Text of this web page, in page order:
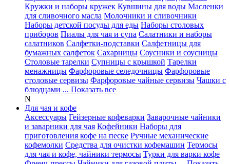
Кружки и наборы кружек Кувшины для воды Масленки
для сливочного масла Молочники и сливочники
Наборы детской посуды для еды Наборы столовых
приборов Пиалы для чая и супа Салатники и наборы
салатников Салфетки-подставки Салфетницы для
бумажных салфеток Сахарницы Соусники и соусницы
Столовые тарелки Супницы с крышкой Тарелки
менажницы Фарфоровые селедочницы Фарфоровые
столовые сервизы Фарфоровые чайные сервизы Чашки с
блюдцами ... Показать все
N
Для чая и кофе
Аксессуары Гейзерные кофеварки Заварочные чайники
и заварники для чая Кофейники Наборы для
приготовления кофе на песке Ручные механические
кофемолки Средства для очистки кофемашин Термосы
для чая и кофе, чайники термосы Турки для варки кофе